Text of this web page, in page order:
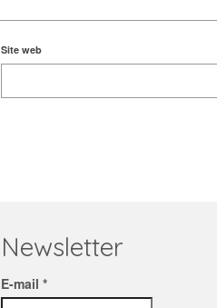
Site web
Newsletter
E-mail *